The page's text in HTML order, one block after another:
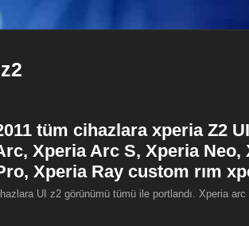
tüm cihazlara xperia Z2
Xperia Arc S, Xperia Neo,
Xperia Ray custom rım
UI z2 görünümü tümü ile portlandı. Xperia arc